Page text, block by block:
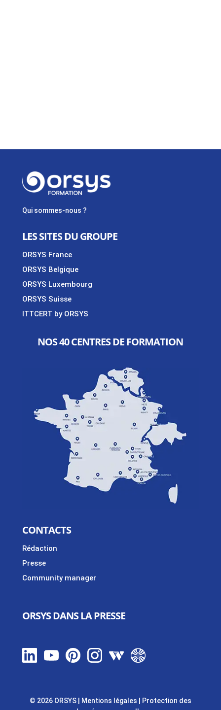
Qui sommes-nous ?
LES SITES DU GROUPE
ORSYS France
ORSYS Belgique
ORSYS Luxembourg
ORSYS Suisse
ITTCERT by ORSYS
NOS 40 CENTRES DE FORMATION
CONTACTS
Rédaction
Presse
Community manager
ORSYS DANS LA PRESSE
© 2026 ORSYS Mentions légales
Protection des